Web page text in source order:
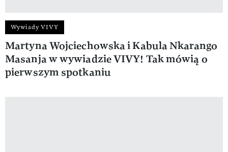
Wywiady VIVY
Martyna Wojciechowska i Kabula Nkarango
Masanja w wywiadzie VIVY! Tak mówią o
pierwszym spotkaniu